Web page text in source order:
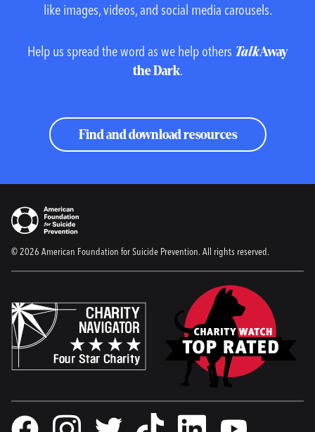
like images, videos, and social media carousels.
Help us spread the word as we help others TalkAway
the Dark.
Find and download resources
© 2026 American Foundation for Suicide Prevention. All rights reserved.